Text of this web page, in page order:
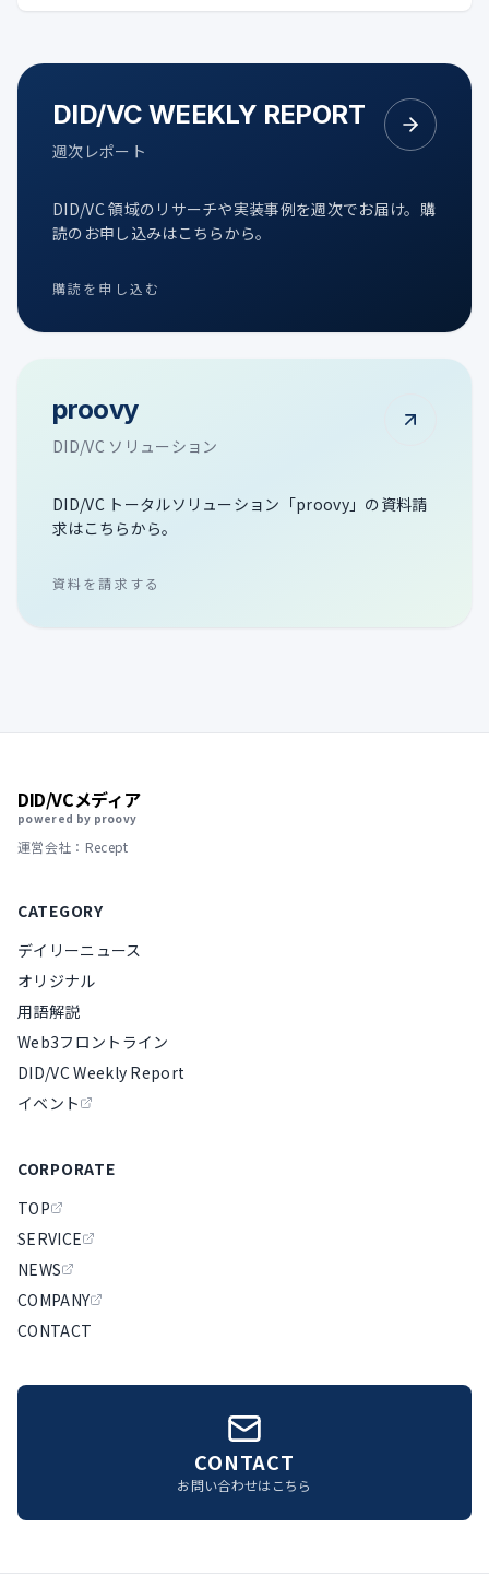
DID/VC WEEKLY REPORT
週次レポート
DID/VC 領域のリサーチや実装事例を週次でお届け。購
読のお申し込みはこちらから。
購読を申し込む
proovy
DID/VC ソリューション
DID/VC トータルソリューション「proovy」の資料請
求はこちらから。
資料を請求する
DID/VCメディア
powered by proovy
運営会社：Recept
CATEGORY
デイリーニュース
オリジナル
用語解説
Web3フロントライン
DID/VC Weekly Report
イベント
CORPORATE
TOP
SERVICE
NEWS
COMPANY
CONTACT
CONTACT
お問い合わせはこちら